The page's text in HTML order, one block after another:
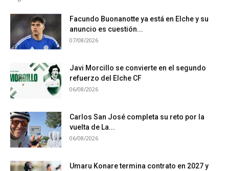
Facundo Buonanotte ya está en Elche y su
anuncio es cuestión...
07/08/2026
Javi Morcillo se convierte en el segundo
refuerzo del Elche CF
06/08/2026
Carlos San José completa su reto por la
vuelta de La...
06/08/2026
Umaru Konare termina contrato en 2027 y